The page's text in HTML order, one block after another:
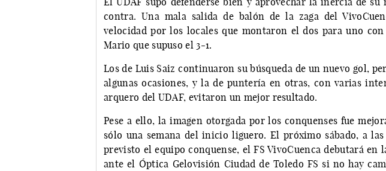
contra. Una mala salida de balón de la zaga del
velocidad por los locales que montaron el dos para uno
Mario que supuso el 3-1.
Los de Luis Saiz continuaron su búsqueda de un nuevo gol,
algunas ocasiones, y la de puntería en otras, con varias
arquero del UDAF, evitaron un mejor resultado.
Pese a ello, la imagen otorgada por los conquenses fue
sólo una semana del inicio liguero. El próximo sábado, a
previsto el equipo conquense, el FS VivoCuenca debutará en
ante el Óptica Gelovisión Ciudad de Toledo FS si no hay